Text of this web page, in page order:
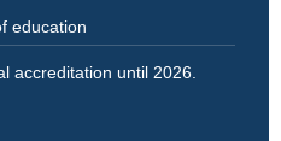
education
accreditation until 2026.